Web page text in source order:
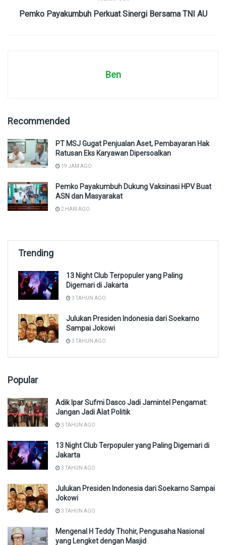
Pemko Payakumbuh Perkuat Sinergi Bersama TNI AU
Ben
Recommended
PT MSJ Gugat Penjualan Aset, Pembayaran Hak
Ratusan Eks Karyawan Dipersoalkan
19 JAM AGO
Pemko Payakumbuh Dukung Vaksinasi HPV Buat
ASN dan Masyarakat
2 HARI AGO
Trending
13 Night Club Terpopuler yang Paling
Digemari di Jakarta
3 TAHUN AGO
Julukan Presiden Indonesia dari Soekarno
Sampai Jokowi
3 TAHUN AGO
Popular
Adik Ipar Sufmi Dasco Jadi Jamintel Pengamat:
Jangan Jadi Alat Politik
3 TAHUN AGO
13 Night Club Terpopuler yang Paling Digemari di
Jakarta
3 TAHUN AGO
Julukan Presiden Indonesia dari Soekarno Sampai
Jokowi
3 TAHUN AGO
Mengenal H Teddy Thohir, Pengusaha Nasional
yang Lengket dengan Masjid